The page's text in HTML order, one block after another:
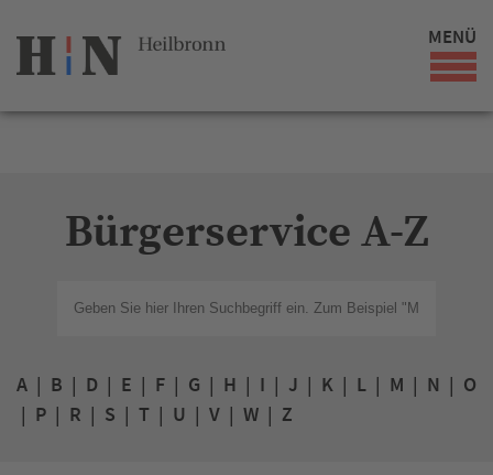
MENÜ
Bürgerservice A-Z
A | B | D | E | F | G | H | I | J | K | L | M | N | O
| P | R | S | T | U | V | W | Z